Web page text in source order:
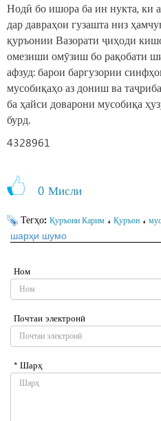
Нодӣ бо ишора ба ин нукта, ки
дар давраҳои гузашта низ
қуръонии Вазорати ҷиҳоди
омезиши омӯзиш бо рақобати
афзуд: барои баргузории
мусобиқаҳо аз дониш ва
ба ҳайси доварони мусобиқа
бурд.
4328961
0 Мисли
Тегҳо: Қуръони Карим ، Қуръон ،
шарҳи шумо
Ном
Почтаи электронӣ
* Шарҳ